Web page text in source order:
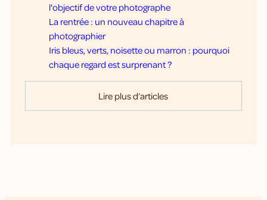
l'objectif de votre photographe
La rentrée : un nouveau chapitre à
photographier
Iris bleus, verts, noisette ou marron : pourquoi
chaque regard est surprenant ?
Lire plus d’articles